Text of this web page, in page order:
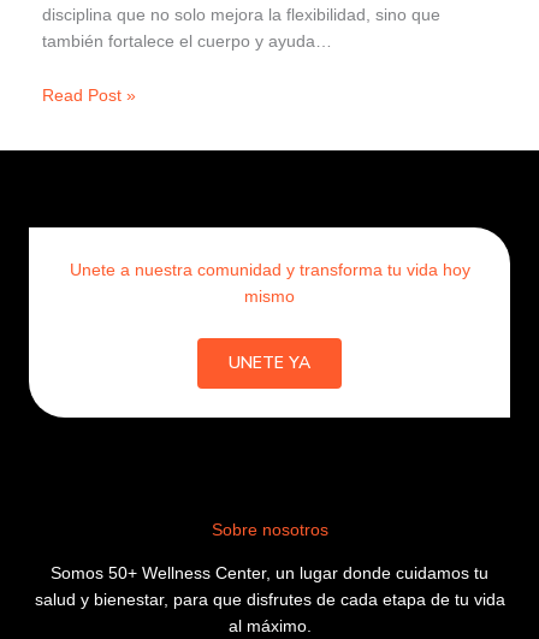
disciplina que no solo mejora la flexibilidad, sino que
también fortalece el cuerpo y ayuda…
Read Post »
Unete a nuestra comunidad y transforma tu vida hoy
mismo
UNETE YA
Sobre nosotros
Somos 50+ Wellness Center, un lugar donde cuidamos tu
salud y bienestar, para que disfrutes de cada etapa de tu vida
al máximo.